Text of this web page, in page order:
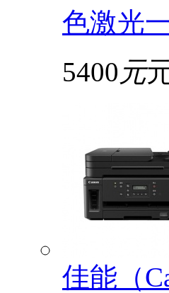
色激光
5400 元
佳能（